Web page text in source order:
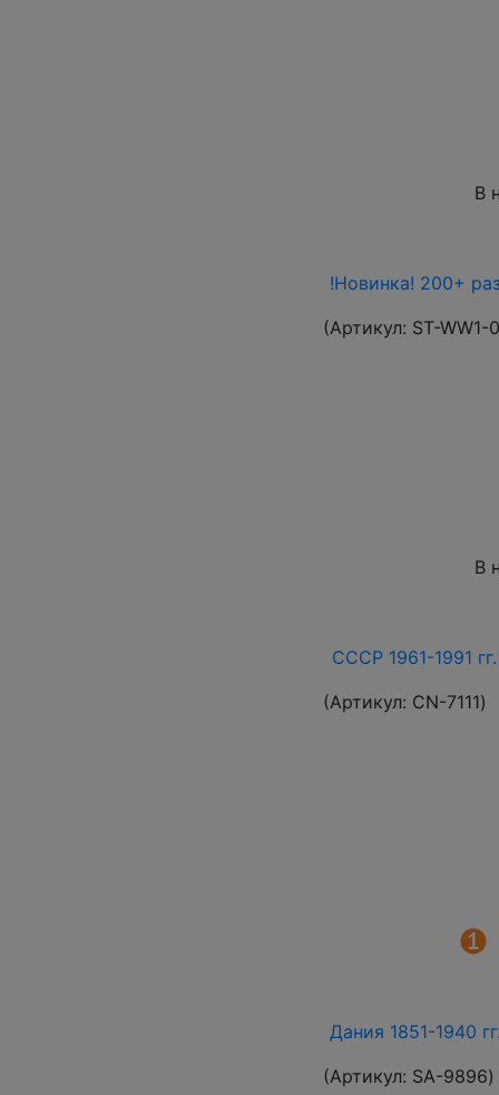
В
!Новинка! 200+
(Артикул: ST-
В
СССР 1961-1991
(Артикул: СN-7111)
Дания 1851-1940
(Артикул: SA-9896)